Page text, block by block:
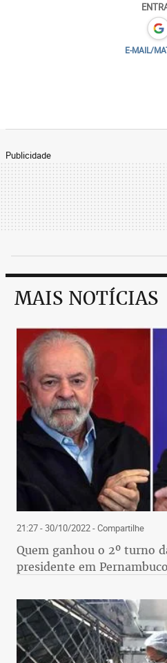
E-MAIL/
Publicidade
MAIS NOTÍCIAS
21:27 - 30/10/2022- Compartilhe
Quem ganhou o 2º turno
presidente em Pernambuco